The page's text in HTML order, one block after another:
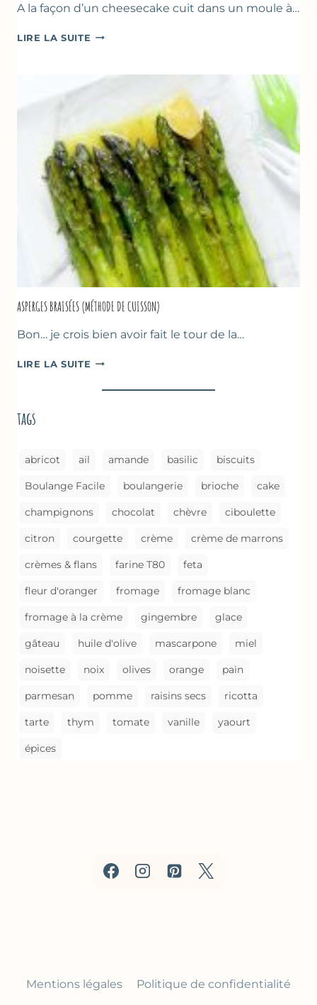
A la façon d’un cheesecake cuit dans un moule à…
LIRE LA SUITE TERRINE
GREC,
AMANDES
&
FRUITS
ROUGES
ASPERGES BRAISÉES (MÉTHODE DE CUISSON)
Bon… je crois bien avoir fait le tour de la…
LIRE LA SUITE ASPERGES
(MÉTHODE
tags
abricot ail amande basilic biscuits
Boulange Facile boulangerie brioche cake
champignons chocolat chèvre ciboulette
citron courgette crème crème de marrons
crèmes & flans farine T80 feta
fleur d'oranger fromage fromage blanc
fromage à la crème gingembre glace
gâteau huile d'olive mascarpone miel
noisette noix olives orange pain
parmesan pomme raisins secs ricotta
tarte thym tomate vanille yaourt
épices
Mentions légales Politique de confidentialité